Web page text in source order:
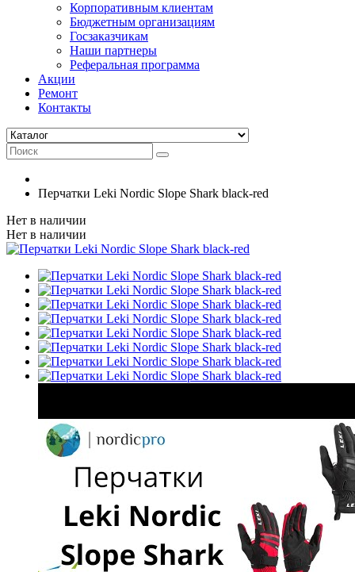
Корпоративным клиентам
Бюджетным организациям
Госзаказчикам
Наши партнеры
Реферальная программа
Акции
Ремонт
Контакты
Перчатки Leki Nordic Slope Shark black-red
Нет в наличии
Нет в наличии